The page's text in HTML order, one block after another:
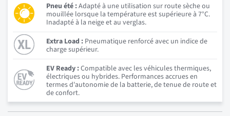
Pneu été :Adapté à une utilisation sur route sèche ou
mouillée lorsque la température est supérieure à 7°C.
Inadapté à la neige et au verglas.
Extra Load : Pneumatique renforcé avec un indice de
charge supérieur.
EV Ready :Compatible avec les véhicules thermiques,
électriques ou hybrides. Performances accrues en
termes d'autonomie de la batterie, de tenue de route et
de confort.